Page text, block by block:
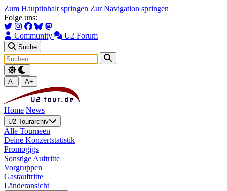
Zum Hauptinhalt springen Zur Navigation springen
Folge uns:
Community U2 Forum
Suche
A- A+
Home News
U2 Tourarchiv
Alle Tourneen
Deine Konzertstatistik
Promogigs
Sonstige Auftritte
Vorgruppen
Gastauftritte
Länderansicht